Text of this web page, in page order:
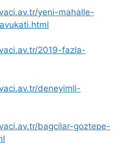
yeni-mahalle-
2019-fazla-
deneyimli-
bagcilar-goztepe-